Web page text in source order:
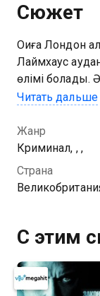
Сюжет
Оқиға Лондон
Лаймхаус
өлімі болады.
өзі қиын.
Читать дальше
Жанр
Криминал, , ,
Страна
С этим